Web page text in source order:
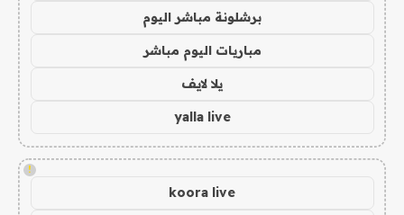
برشلونة مباشر اليوم
مباريات اليوم مباشر
يلا لايف
yalla live
!
koora live